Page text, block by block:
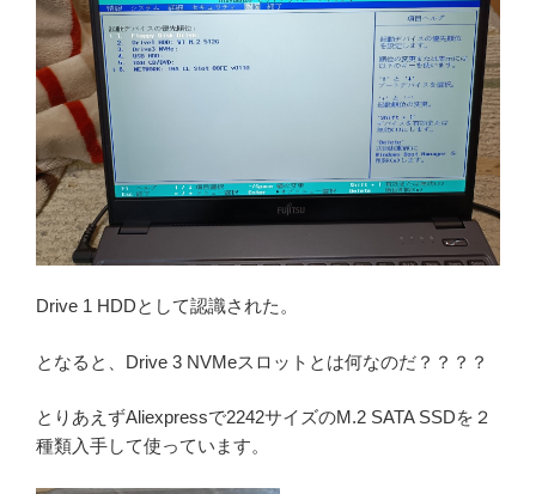
Drive 1 HDDとして認識された。
となると、Drive 3 NVMeスロットとは何なのだ？？？？
とりあえずAliexpressで2242サイズのM.2 SATA SSDを２
種類入手して使っています。